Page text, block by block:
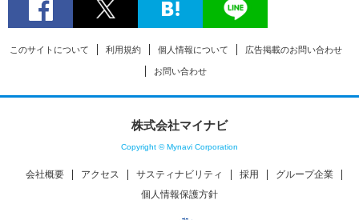
このサイトについて 利用規約 個人情報について 広告掲載のお問い合わせ
お問い合わせ
株式会社マイナビ
Copyright © Mynavi Corporation
会社概要 アクセス サスティナビリティ 採用
グループ企業
個人情報保護方針